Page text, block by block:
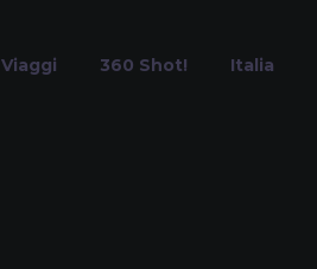
Viaggi 360 Shot! Italia